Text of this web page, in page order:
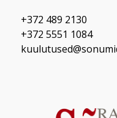
+372 489 2130
+372 5551 1084